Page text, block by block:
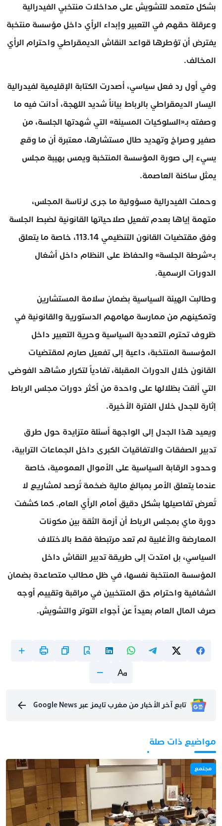
بشكل متعمد للتشويش على مداخلات منتخبي الفيدرالية
وعرقلة حقهم في التعبير وإبداء الرأي داخل مؤسسة منتخبة
يفترض أن تؤطرها قواعد النقاش الديمقراطي واحترام الرأي
المخالف.
وفي أول رد فعل سياسي، أصدرت الكتابة الإقليمية لفيدرالية
اليسار الديمقراطي بالرباط بياناً شديد اللهجة، أدانت فيه ما
وصفته بـ«السلوكيات المسيئة» التي شهدتها الجلسة، من
صفير وصراخ وتهديد طال مستشارها، معتبرة أن ما وقع
يسيء إلى صورة المؤسسة المنتخبة ويمس بهيبة مجلس
يمثل ساكنة العاصمة.
وحملت الفيدرالية مسؤولية ما جرى لرئاسة المجلس،
متهمة إياها بعدم تفعيل صلاحياتها القانونية لضبط الجلسة
وفق مقتضيات القانون التنظيمي 113.14، خاصة ما يتعلق
بـ«شرطة الجلسة» والحفاظ على النظام داخل أشغال
الدورات الرسمية.
وطالبت الهيئة السياسية بضمان سلامة المستشارين
وتمكينهم من ممارسة مهامهم الدستورية والقانونية في
ظروف تحترم التعددية السياسية وحرية التعبير داخل
المؤسسة المنتخبة، داعية إلى تفعيل صارم لمقتضيات
القانون خلال الدورات المقبلة، تفادياً لتكرار مشاهد الفوضى
التي ألقت بظلالها على واحدة من أكثر دورات مجلس الرباط
إثارة للجدل خلال الفترة الأخيرة.
ويعيد هذا الجدل إلى الواجهة أسئلة متزايدة حول طرق
تدبير الصفقات والاتفاقيات الكبرى داخل الجماعات الترابية،
وحدود الرقابة السياسية على الأموال العمومية، خاصة
عندما يتعلق الأمر بمبالغ مالية ضخمة تُرصد لمشاريع لا
تُعرض تفاصيلها بشكل دقيق أمام الرأي العام. كما كشفت
دورة ماي بمجلس الرباط أن أزمة الثقة بين مكونات
المعارضة والأغلبية لم تعد مرتبطة فقط بالاختلاف
السياسي، بل امتدت إلى طريقة تدبير النقاش داخل
المؤسسة المنتخبة نفسها، في ظل مطالب متصاعدة بضمان
الشفافية واحترام حق المنتخبين في مراقبة وتقييم أوجه
صرف المال العام بعيداً عن أجواء التوتر والتشويش.
تابع آخر الأخبار من مغرب تايمز عبر Google News
مواضيع ذات صلة
مجتمع